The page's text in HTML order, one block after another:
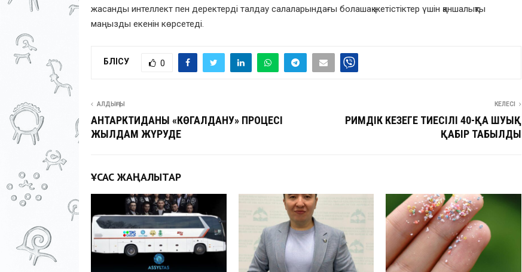
жасанды интеллект пен деректерді талдау салаларындағы болашақ жетістіктер үшін қаншалықты
маңызды екенін көрсетеді.
БӨЛІСУ 0
АЛДЫҢҒЫ
АНТАРКТИДАНЫҢ «КӨГАЛДАНУ» ПРОЦЕСІ
ЖЫЛДАМ ЖҮРУДЕ
КЕЛЕСІ
РИМДІК КЕЗЕҢГЕ ТИЕСІЛІ 40-ҚА ШУЫҚ
ҚАБІР ТАБЫЛДЫ
ҰҚСАС ЖАҢАЛЫҚТАР